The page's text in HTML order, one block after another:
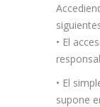
• El
• El
supone